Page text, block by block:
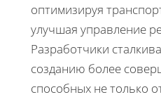
оптимизируя
улучшая управление
Разработчики
созданию более
способных не только